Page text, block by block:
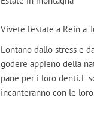
Vivete l'estate a Rein a
Lontano dallo stress e
godere appieno della
pane per i loro denti. E
incanteranno con le